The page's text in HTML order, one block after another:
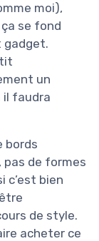
moi),
se fond
gadget.
un
il faudra
bords
de formes
c’est bien
de style.
acheter ce